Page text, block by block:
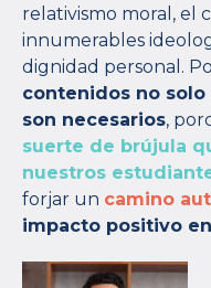
relativismo moral, el
innumerables
dignidad personal.
contenidos no
son necesarios,
suerte de brújula
nuestros
forjar un camino
impacto positivo